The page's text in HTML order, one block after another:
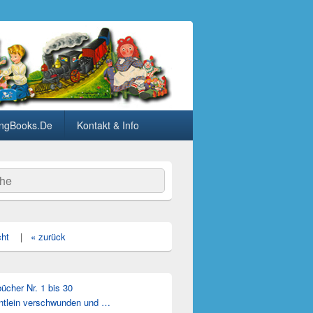
Kontakt & Info
| « zurück
Nr. 1 bis 30
verschwunden und …